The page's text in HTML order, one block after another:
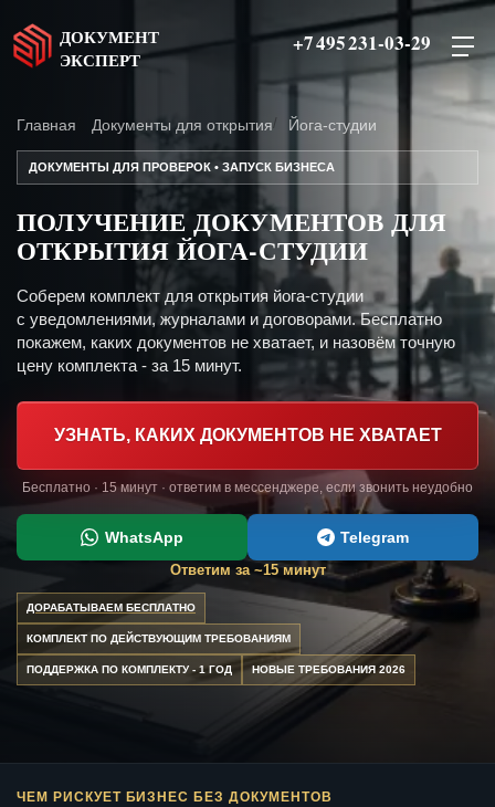
ДОКУМЕНТ
ЭКСПЕРТ
+7 495 231-03-29
Главная Документы для открытия Йога-студии
ДОКУМЕНТЫ ДЛЯ ПРОВЕРОК • ЗАПУСК БИЗНЕСА
ПОЛУЧЕНИЕ ДОКУМЕНТОВ ДЛЯ
ОТКРЫТИЯ ЙОГА-СТУДИИ
Соберем комплект для открытия йога-студии
с уведомлениями, журналами и договорами. Бесплатно
покажем, каких документов не хватает, и назовём точную
цену комплекта - за 15 минут.
УЗНАТЬ, КАКИХ ДОКУМЕНТОВ НЕ ХВАТАЕТ
Бесплатно · 15 минут · ответим в мессенджере, если звонить неудобно
WhatsApp Telegram
Ответим за ~15 минут
ДОРАБАТЫВАЕМ БЕСПЛАТНО
КОМПЛЕКТ ПО ДЕЙСТВУЮЩИМ ТРЕБОВАНИЯМ
ПОДДЕРЖКА ПО КОМПЛЕКТУ - 1 ГОД НОВЫЕ ТРЕБОВАНИЯ 2026
ЧЕМ РИСКУЕТ БИЗНЕС БЕЗ ДОКУМЕНТОВ